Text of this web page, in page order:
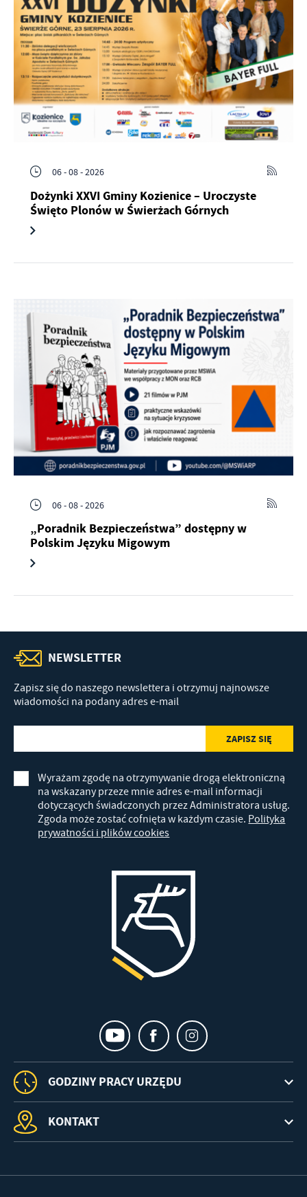
06 - 08 - 2026
Dożynki XXVI Gminy Kozienice – Uroczyste
Święto Plonów w Świerżach Górnych
06 - 08 - 2026
„Poradnik Bezpieczeństwa” dostępny w
Polskim Języku Migowym
NEWSLETTER
Zapisz się do naszego newslettera i otrzymuj najnowsze
wiadomości na podany adres e-mail
Wyrażam zgodę na otrzymywanie drogą elektroniczną
na wskazany przeze mnie adres e-mail informacji
dotyczących świadczonych przez Administratora usług.
Zgoda może zostać cofnięta w każdym czasie. Polityka
prywatności i plików cookies
GODZINY PRACY URZĘDU
KONTAKT